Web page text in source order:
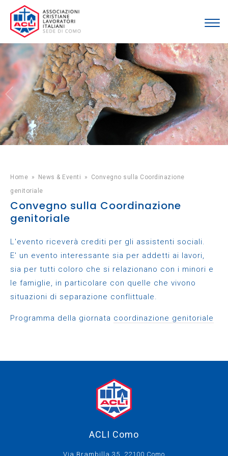
Home » News & Eventi »
Convegno sulla Coordinazione
genitoriale
Convegno sulla Coordinazione
genitoriale
L'evento riceverà crediti per gli assistenti sociali.
E' un evento interessante sia per addetti ai lavori,
sia per tutti coloro che si relazionano con i minori e
le famiglie, in particolare con quelle che vivono
situazioni di separazione conflittuale.
Programma della giornata coordinazione genitoriale
ACLI Como
Via Brambilla 35, 22100 Como